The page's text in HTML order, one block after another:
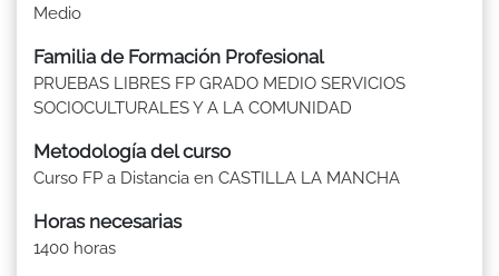
Medio
Familia de Formación Profesional
PRUEBAS LIBRES FP GRADO MEDIO SERVICIOS
SOCIOCULTURALES Y A LA COMUNIDAD
Metodología del curso
Curso FP a Distancia en CASTILLA LA MANCHA
Horas necesarias
1400 horas